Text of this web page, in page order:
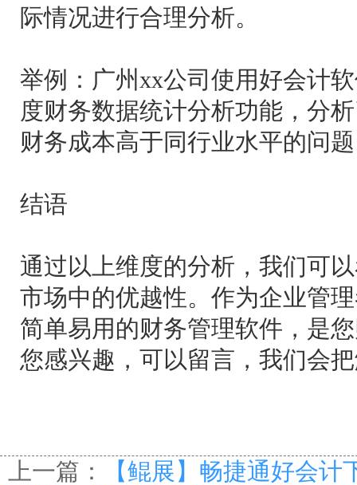
际情况进行合理分析。
举例：广州xx公司使用好会计
度财务数据统计分析功能，分
财务成本高于同行业水平的问
结语
通过以上维度的分析，我们可
市场中的优越性。作为企业管
简单易用的财务管理软件，是
您感兴趣，可以留言，我们会
上一篇：
【鲲展】畅捷通好会计